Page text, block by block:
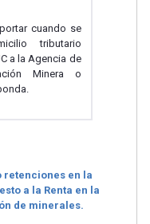
cuando se
tributario
a la Agencia de
Minera o
en la
a la Renta en la
de minerales.